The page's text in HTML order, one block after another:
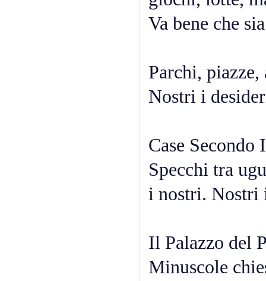
Va bene che
Parchi,
Nostri i
Case Secondo
Specchi tra
i nostri. Nostri
Il Palazzo del
Minuscole